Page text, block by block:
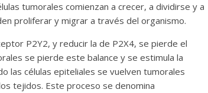
tumorales comienzan a crecer, a dividirse y a
proliferar y migrar a través del organismo.
P2Y2, y reducir la de P2X4, se pierde el
se pierde este balance y se estimula la
las células epiteliales se vuelven tumorales
tejidos. Este proceso se denomina